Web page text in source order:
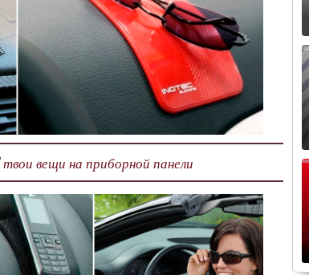
твои вещи на приборной панели